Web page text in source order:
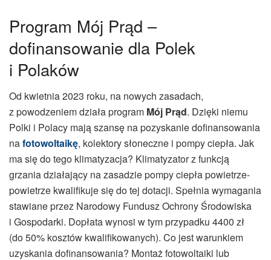
Program Mój Prąd –
dofinansowanie dla Polek
i Polaków
Od kwietnia 2023 roku, na nowych zasadach,
z powodzeniem działa program Mój Prąd. Dzięki niemu
Polki i Polacy mają szansę na pozyskanie dofinansowania
nafotowoltaikę, kolektory słoneczne i pompy ciepła. Jak
ma się do tego klimatyzacja? Klimatyzator z funkcją
grzania działający na zasadzie pompy ciepła powietrze-
powietrze kwalifikuje się do tej dotacji. Spełnia wymagania
stawiane przez Narodowy Fundusz Ochrony Środowiska
i Gospodarki. Dopłata wynosi w tym przypadku 4400 zł
(do 50% kosztów kwalifikowanych). Co jest warunkiem
uzyskania dofinansowania? Montaż fotowoltaiki lub